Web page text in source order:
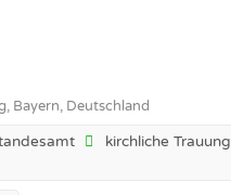
Bayern, Deutschland
kirchliche Trauung